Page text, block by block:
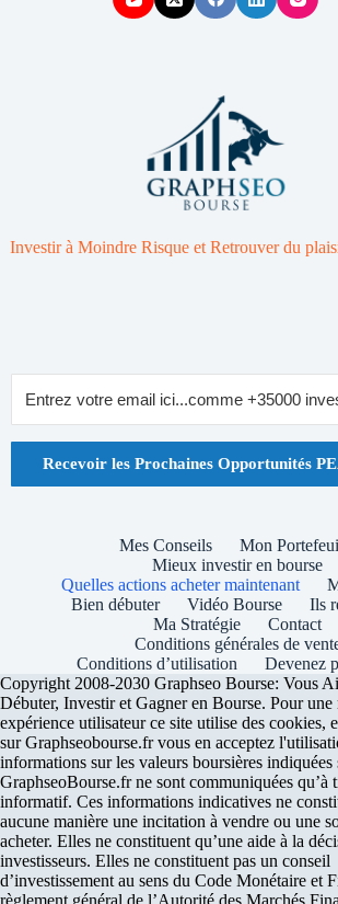
Investir à Moindre Risque et Retrouver du
Recevoir les Prochaines Opportunités
Mes Conseils
Mon
Mieux investir en bourse
Quelles actions acheter maintenant
Bien débuter
Vidéo Bourse
Ils
Ma Stratégie
Contact
Conditions générales de
Conditions d’utilisation
Devenez
Copyright 2008-2030 Graphseo Bourse: Vous
Débuter, Investir et Gagner en Bourse. Pour une
expérience utilisateur ce site utilise des cookies,
sur Graphseobourse.fr vous en acceptez
informations sur les valeurs boursières indiquées
GraphseoBourse.fr ne sont communiquées qu’à
informatif. Ces informations indicatives ne
aucune manière une incitation à vendre ou une
acheter. Elles ne constituent qu’une aide à la
investisseurs. Elles ne constituent pas un conseil
d’investissement au sens du Code Monétaire et